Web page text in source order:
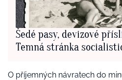
Šedé pasy, devizové
Temná stránka
O příjemných návratech do